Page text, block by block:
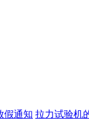
假通知 拉力试验机